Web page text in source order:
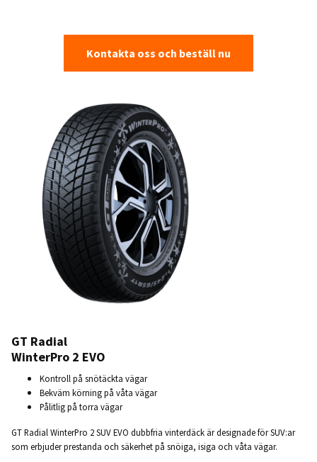
Kontakta oss och beställ nu
GT Radial
WinterPro 2 EVO
Kontroll på snötäckta vägar
Bekväm körning på våta vägar
Pålitlig på torra vägar
GT Radial WinterPro 2 SUV EVO dubbfria vinterdäck är designade för SUV:ar
som erbjuder prestanda och säkerhet på snöiga, isiga och våta vägar.